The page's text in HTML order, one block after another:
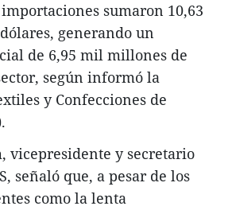
sumaron 10,63
generando un
de 6,95 mil millones de
según informó la
y Confecciones de
vicepresidente y secretario
señaló que, a pesar de los
como la lenta